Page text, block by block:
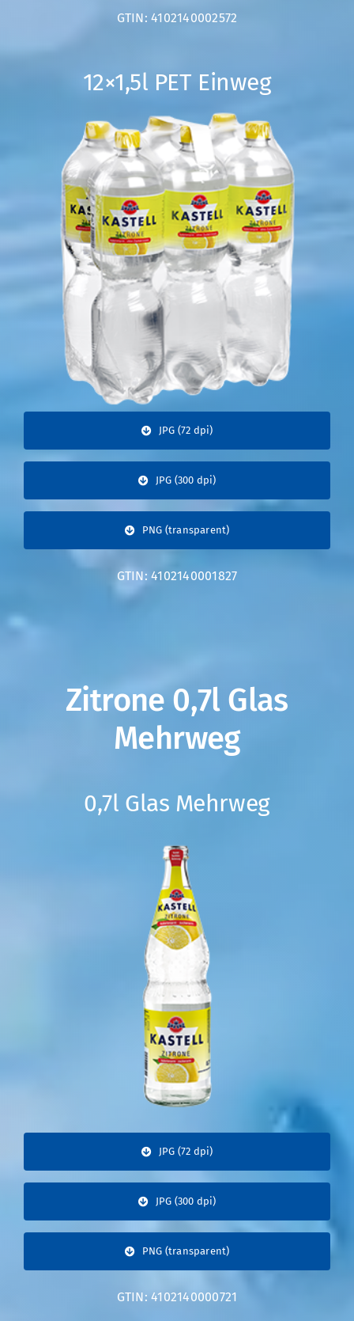
GTIN: 4102140002572
12×1,5l PET Einweg
JPG (72 dpi)
JPG (300 dpi)
PNG (transparent)
GTIN: 4102140001827
Zitrone 0,7l Glas
Mehrweg
0,7l Glas Mehrweg
JPG (72 dpi)
JPG (300 dpi)
PNG (transparent)
GTIN: 4102140000721